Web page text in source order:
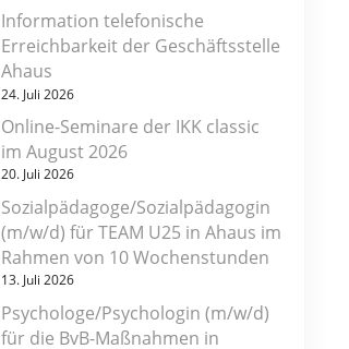
Information telefonische
Erreichbarkeit der Geschäftsstelle
Ahaus
24. Juli 2026
Online-Seminare der IKK classic
im August 2026
20. Juli 2026
Sozialpädagoge/Sozialpädagogin
(m/w/d) für TEAM U25 in Ahaus im
Rahmen von 10 Wochenstunden
13. Juli 2026
Psychologe/Psychologin (m/w/d)
für die BvB-Maßnahmen in